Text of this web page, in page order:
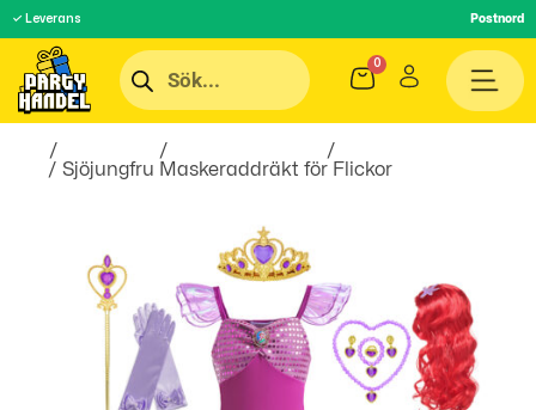
✓ Leverans Postnord
/ / /
/ Sjöjungfru Maskeraddräkt för Flickor